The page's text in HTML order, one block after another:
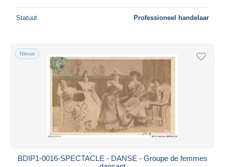
Statuut Professioneel handelaar
Nieuw
BDIP1-0016-SPECTACLE - DANSE - Groupe de femmes